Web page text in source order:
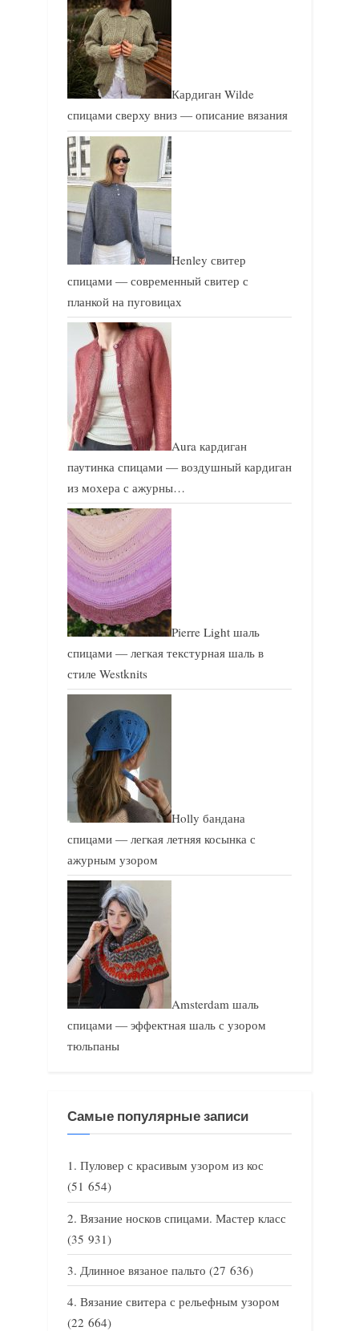
Кардиган Wilde
спицами сверху вниз — описание вязания
Henley свитер
спицами — современный свитер с
планкой на пуговицах
Aura кардиган
паутинка спицами — воздушный кардиган
из мохера с ажурны…
Pierre Light шаль
спицами — легкая текстурная шаль в
стиле Westknits
Holly бандана
спицами — легкая летняя косынка с
ажурным узором
Amsterdam шаль
спицами — эффектная шаль с узором
тюльпаны
Самые популярные записи
Пуловер с красивым узором из кос
(51 654)
Вязание носков спицами. Мастер класс
(35 931)
Длинное вязаное пальто (27 636)
Вязание свитера с рельефным узором
(22 664)